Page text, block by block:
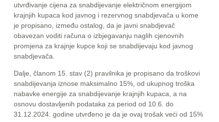
utvrđivanje cijena za snabdijevanje električnom energijom
krajnjih kupaca kod javnog i rezervnog snabdjevača u kome
je propisano, između ostalog, da je javni snabdjevač
obavezan voditi računa o izbjegavanju naglih cjenovnih
promjena za krajnje kupce koji se snabdijevaju kod javnog
snabdjevača.
Dalje, članom 15. stav (2) pravilnika je propisano da troškovi
snabdijevanja iznose maksimalno 15%, od ukupnog troška
nabavke energije za snabdijevanje krajnjih kupaca, a na
osnovu dostavljenih podataka za period od 10.6. do
31.12.2024. godine utvrđeno je da je ovaj trošak veći od 15%